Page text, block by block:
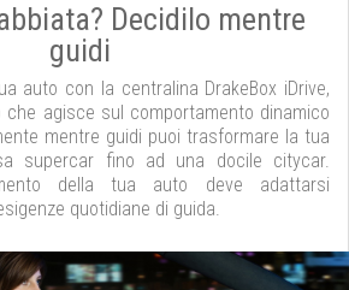
Decidilo mentre
guidi
auto con la centralina DrakeBox iDrive,
che agisce sul comportamento dinamico
mentre guidi puoi trasformare la tua
supercar fino ad una docile citycar.
della tua auto deve adattarsi
quotidiane di guida.